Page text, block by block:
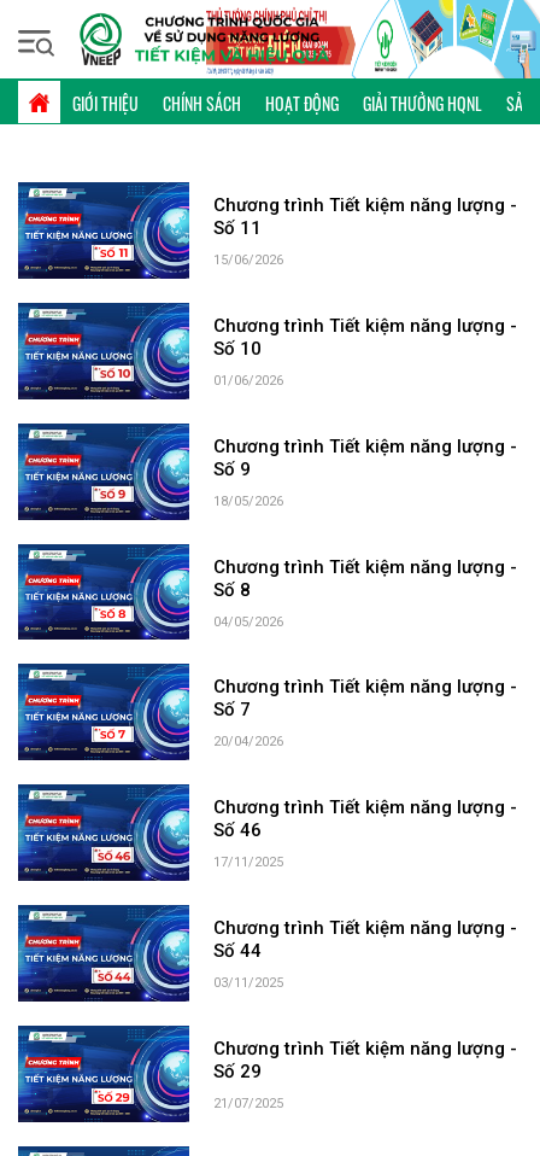
GIỚI THIỆU CHÍNH SÁCH HOẠT ĐỘNG GIẢI THƯỞNG HQNL SẢN
Chủ nhật, 09/08/2026 | 19:05 GMT+7
TỪ KHÓA: CHƯƠNG TRÌNH TKNL; VNEEP
Chương trình Tiết kiệm năng lượng -
Số 11
15/06/2026
Chương trình Tiết kiệm năng lượng -
Số 10
01/06/2026
Chương trình Tiết kiệm năng lượng -
Số 9
18/05/2026
Chương trình Tiết kiệm năng lượng -
Số 8
04/05/2026
Chương trình Tiết kiệm năng lượng -
Số 7
20/04/2026
Chương trình Tiết kiệm năng lượng -
Số 46
17/11/2025
Chương trình Tiết kiệm năng lượng -
Số 44
03/11/2025
Chương trình Tiết kiệm năng lượng -
Số 29
21/07/2025